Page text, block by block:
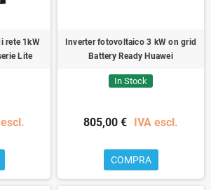
rete 1kW
Lite
Inverter fotovoltaico 3 kW on grid
Battery Ready Huawei
In Stock
805,00 € IVA escl.
COMPRA